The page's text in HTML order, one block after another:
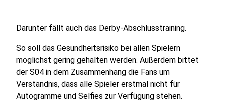
Darunter fällt auch das Derby-Abschlusstraining.
So soll das Gesundheitsrisiko bei allen Spielern
möglichst gering gehalten werden. Außerdem bittet
der S04 in dem Zusammenhang die Fans um
Verständnis, dass alle Spieler erstmal nicht für
Autogramme und Selfies zur Verfügung stehen.